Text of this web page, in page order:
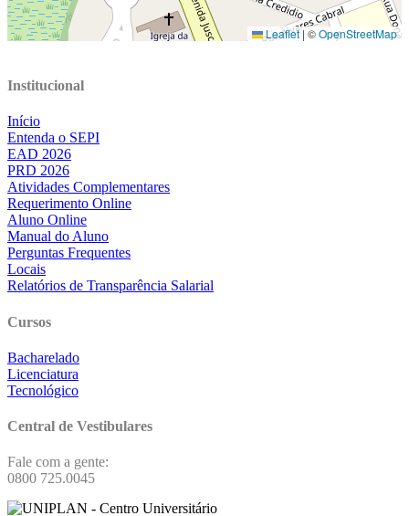
Institucional
Início
Entenda o SEPI
EAD 2026
PRD 2026
Atividades Complementares
Requerimento Online
Aluno Online
Manual do Aluno
Perguntas Frequentes
Locais
Relatórios de Transparência Salarial
Cursos
Bacharelado
Licenciatura
Tecnológico
Central de Vestibulares
Fale com a gente:
0800 725.0045